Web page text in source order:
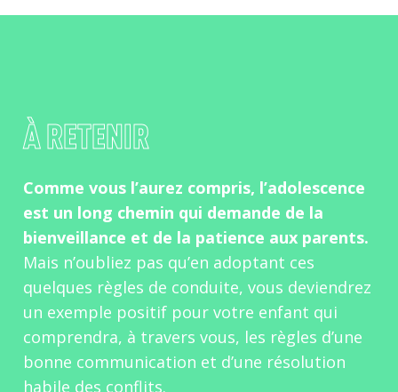
À RETENIR
Comme vous l’aurez compris, l’adolescence
est un long chemin qui demande de la
bienveillance et de la patience aux parents.
Mais n’oubliez pas qu’en adoptant ces
quelques règles de conduite, vous deviendrez
un exemple positif pour votre enfant qui
comprendra, à travers vous, les règles d’une
bonne communication et d’une résolution
habile des conflits.